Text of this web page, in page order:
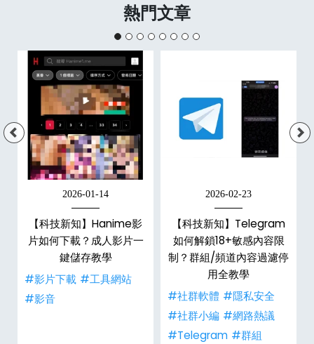
熱門文章
2026-01-14
【科技新知】Hanime影
片如何下載？成人影片一
鍵儲存教學
#影片下載 #工具網站
#影音
2026-02-23
【科技新知】Telegram
如何解鎖18+敏感內容限
制？群組/頻道內容過濾停
用全教學
#社群軟體 #隱私安全
#社群小編 #網路熱議
#Telegram #群組